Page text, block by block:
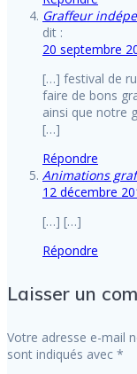
Graffeur
dit :
20 septembre
[…] festival de
faire de bons
ainsi que notre
[…]
Répondre
Animations
12 décembre
[…] […]
Répondre
Laisser un
Votre adresse e-mail
sont indiqués avec *